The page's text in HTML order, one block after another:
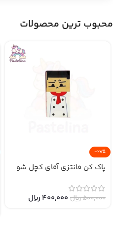
محبوب ترین محصولات
-20%
پاک کن فانتزی آقای کچل شو
500,000﷼ 400,000 ﷼